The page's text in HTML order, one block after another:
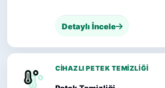
Detaylı İncele
CIHAZLI PETEK TEMIZLIĞI